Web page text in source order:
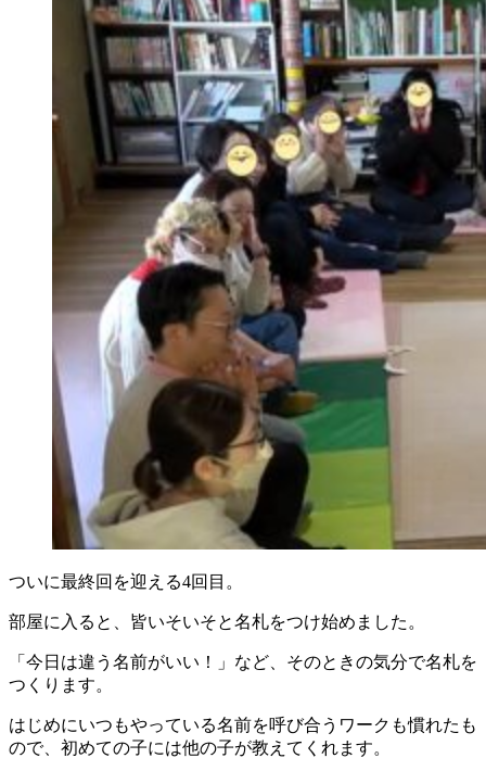
ついに最終回を迎える4回目。
部屋に入ると、皆いそいそと名札をつけ始めました。
「今日は違う名前がいい！」など、そのときの気分で名札を
つくります。
はじめにいつもやっている名前を呼び合うワークも慣れたも
ので、初めての子には他の子が教えてくれます。